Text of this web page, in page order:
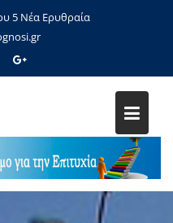
5 Νέα Ερυθραία